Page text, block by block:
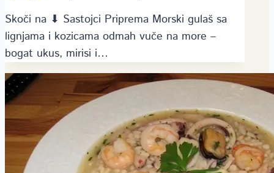
Skoči na ⬇ Sastojci Priprema Morski gulaš sa
lignjama i kozicama odmah vuče na more –
bogat ukus, mirisi i…